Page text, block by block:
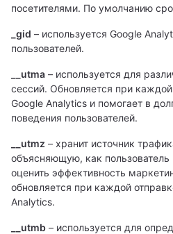
посетителями. По умолчанию
_gid – используется Google
пользователей.
__utma – используется для
сессий. Обновляется при
Google Analytics и помогает в
поведения пользователей.
__utmz – хранит источник
объясняющую, как пользователь
оценить эффективность
обновляется при каждой
Analytics.
__utmb – используется для